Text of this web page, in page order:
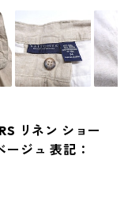
リネン ショー
ージュ 表記：